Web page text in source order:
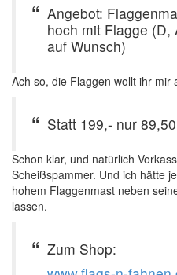
Angebot:
hoch mit Flagge (D,
auf Wunsch)
Ach so, die Flaggen wollt ihr mir
Statt 199,- nur 89,50
Schon klar, und natürlich
Scheißspammer. Und ich hätte
hohem Flaggenmast neben
lassen.
Zum Shop: